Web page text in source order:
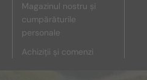
Magazinul nostru și
cumpărăturile
personale
Achiziții și comenzi